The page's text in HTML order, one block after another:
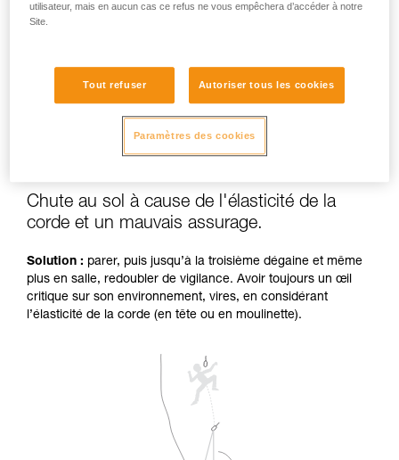
Chute au sol à cause de l'élasticité de la
corde et un mauvais assurage.
Solution : parer, puis jusqu’à la troisième dégaine et même
plus en salle, redoubler de vigilance. Avoir toujours un œil
critique sur son environnement, vires, en considérant
l’élasticité de la corde (en tête ou en moulinette).
utilisateur, mais en aucun cas ce refus ne vous empêchera d’accéder à notre
Site.
Tout refuser Autoriser tous les cookies
Paramètres des cookies